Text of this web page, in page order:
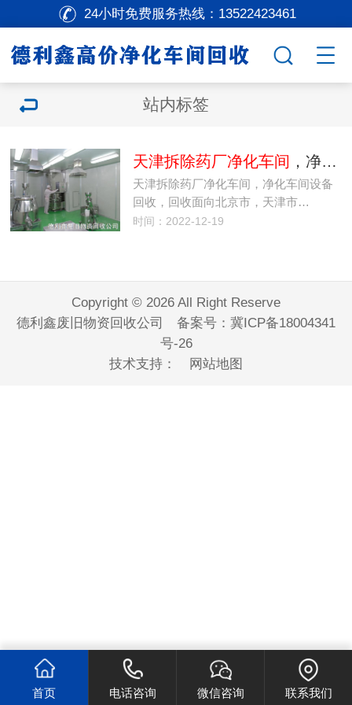
24小时免费服务热线： 13522423461
站内标签
天津拆除药厂净化车间 ，净化车间设备回收
天津拆除药厂净化车间，净化车间设备
回收，回收面向北京市，天津市…
时间：2022-12-19
Copyright © 2026 All Right Reserve
德利鑫废旧物资回收公司 备案号： 冀ICP备18004341
号-26
技术支持：
网站地图
首页 电话咨询 微信咨询 联系我们